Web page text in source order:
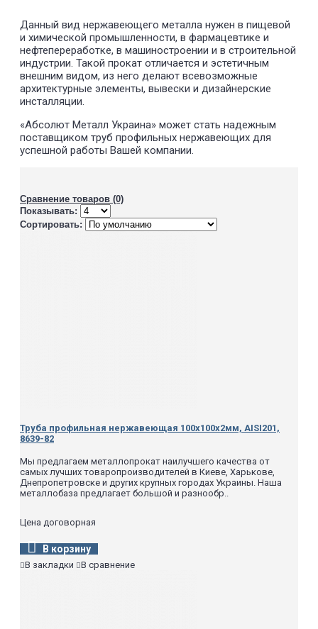
Данный вид нержавеющего металла нужен в пищевой
и химической промышленности, в фармацевтике и
нефтепереработке, в машиностроении и в строительной
индустрии. Такой прокат отличается и эстетичным
внешним видом, из него делают всевозможные
архитектурные элементы, вывески и дизайнерские
инсталляции.
«Абсолют Металл Украина» может стать надежным
поставщиком труб профильных нержавеющих для
успешной работы Вашей компании.
Сравнение товаров (0)
Показывать:
Сортировать:
Труба профильная нержавеющая 100х100х2мм, AISI201,
8639-82
Мы предлагаем металлопрокат наилучшего качества от
самых лучших товаропроизводителей в Киеве, Харькове,
Днепропетровске и других крупных городах Украины. Наша
металлобаза предлагает большой и разнообр..
Цена договорная
В корзину
В закладки В сравнение